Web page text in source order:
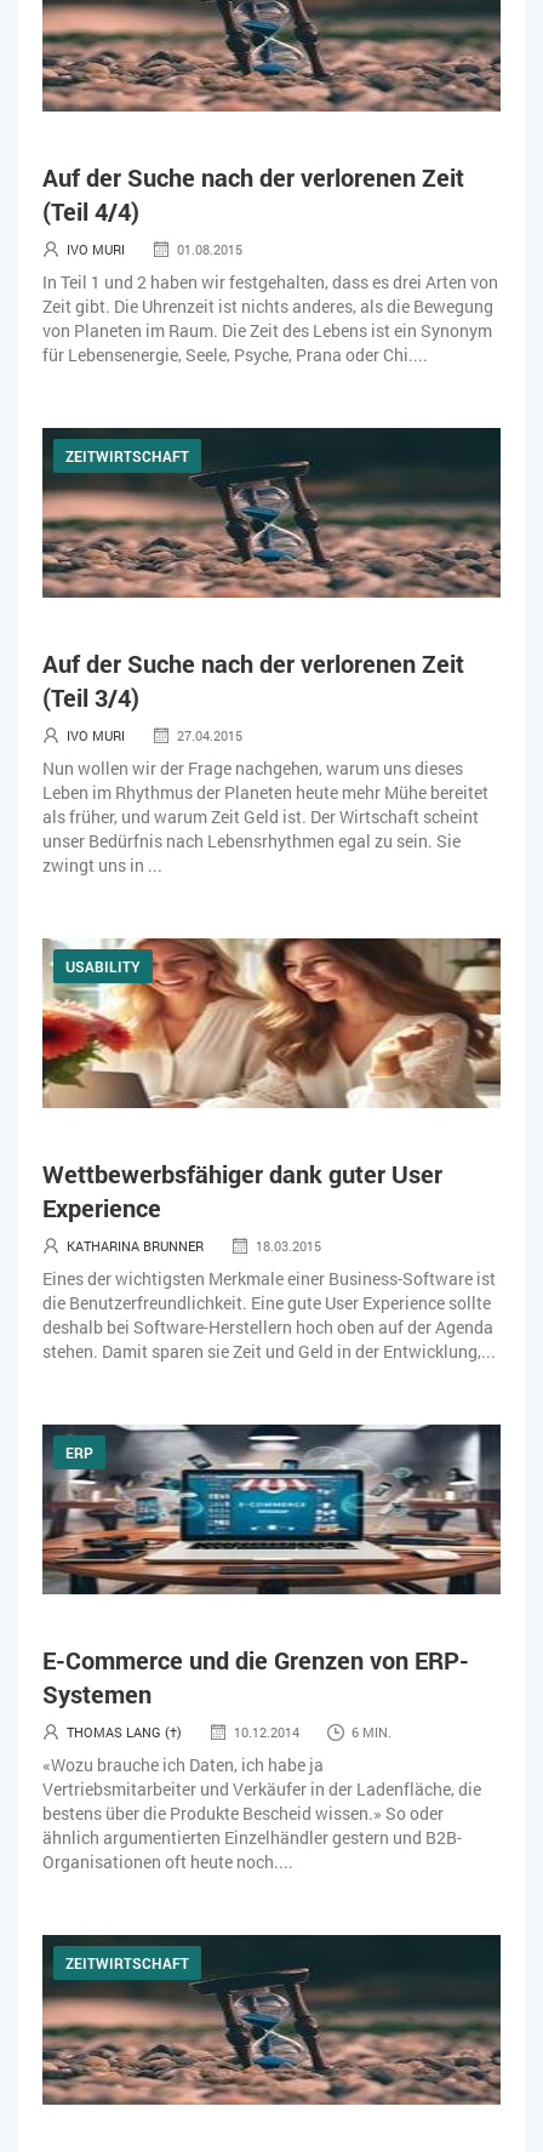
Auf der Suche nach der verlorenen Zeit
(Teil 4/4)
IVO MURI 01.08.2015
In Teil 1 und 2 haben wir festgehalten, dass es drei Arten von
Zeit gibt. Die Uhrenzeit ist nichts anderes, als die Bewegung
von Planeten im Raum. Die Zeit des Lebens ist ein Synonym
für Lebensenergie, Seele, Psyche, Prana oder Chi....
ZEITWIRTSCHAFT
Auf der Suche nach der verlorenen Zeit
(Teil 3/4)
IVO MURI 27.04.2015
Nun wollen wir der Frage nachgehen, warum uns dieses
Leben im Rhythmus der Planeten heute mehr Mühe bereitet
als früher, und warum Zeit Geld ist. Der Wirtschaft scheint
unser Bedürfnis nach Lebensrhythmen egal zu sein. Sie
zwingt uns in ...
USABILITY
Wettbewerbsfähiger dank guter User
Experience
KATHARINA BRUNNER 18.03.2015
Eines der wichtigsten Merkmale einer Business-Software ist
die Benutzerfreundlichkeit. Eine gute User Experience sollte
deshalb bei Software-Herstellern hoch oben auf der Agenda
stehen. Damit sparen sie Zeit und Geld in der Entwicklung,...
ERP
E-Commerce und die Grenzen von ERP-
Systemen
THOMAS LANG (†) 10.12.2014 6 MIN.
«Wozu brauche ich Daten, ich habe ja
Vertriebsmitarbeiter und Verkäufer in der Ladenfläche, die
bestens über die Produkte Bescheid wissen.» So oder
ähnlich argumentierten Einzelhändler gestern und B2B-
Organisationen oft heute noch....
ZEITWIRTSCHAFT